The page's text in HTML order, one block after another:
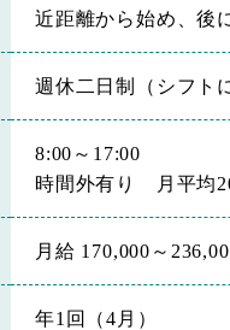
近距離から始め、後
週休二日制（シフト
8:00～17:00
時間外有り 月平均
月給 170,000～
年1回（4月）